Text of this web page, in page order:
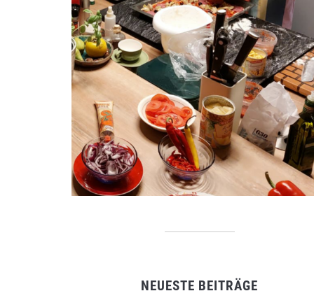
NEUESTE BEITRÄGE